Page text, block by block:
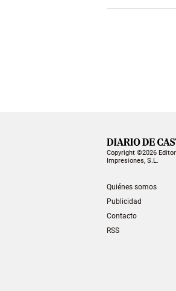
Copyright ©2026
Impresiones, S.L.
Quiénes somos
Publicidad
Contacto
RSS